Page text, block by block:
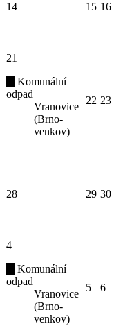
14 15 16
21
Komunální
odpad
Vranovice
(Brno-
venkov)
22 23
28 29 30
4
Komunální
odpad
Vranovice
(Brno-
venkov)
5 6